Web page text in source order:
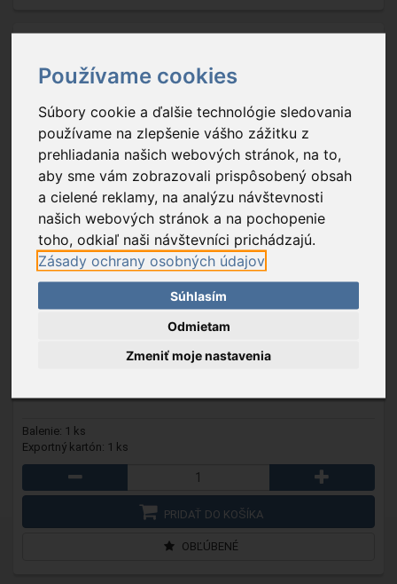
Používame cookies
Súbory cookie a ďalšie technológie sledovania
používame na zlepšenie vášho zážitku z
prehliadania našich webových stránok, na to,
aby sme vám zobrazovali prispôsobený obsah
a cielené reklamy, na analýzu návštevnosti
našich webových stránok a na pochopenie
toho, odkiaľ naši návštevníci prichádzajú.
Zásady ochrany osobných údajov
Súhlasím
Odmietam
Zmeniť moje nastavenia
FKK12- Elektrický krb
Balenie: 1 ks
Exportný kartón: 1 ks
PRIDAŤ DO KOŠÍKA
OBĽÚBENÉ